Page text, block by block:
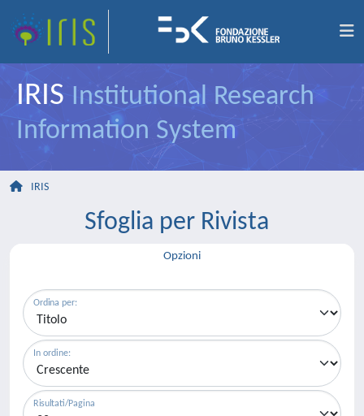
IRIS Institutional Research
Information System
IRIS
Sfoglia per Rivista
Opzioni
Ordina per:
In ordine:
Risultati/Pagina